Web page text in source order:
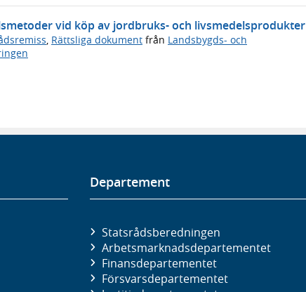
vid köp av jordbruks- och livsmedelsprodukter
Rättsliga dokument från Landsbygds- och
Departement
Statsrådsberedningen
Arbetsmarknads­departementet
Finans­departementet
Försvars­departementet